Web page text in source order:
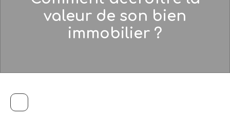
valeur de son bien
immobilier ?